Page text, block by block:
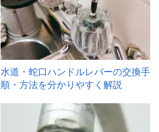
水道・蛇口ハンドルレバーの交換手
順・方法を分かりやすく解説